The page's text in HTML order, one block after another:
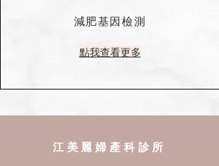
減肥基因檢測
點我查看更多
江美麗婦產科診所